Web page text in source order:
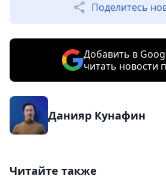
Поделитесь
Добавить в
читать новости
Данияр Кунафин
Читайте также